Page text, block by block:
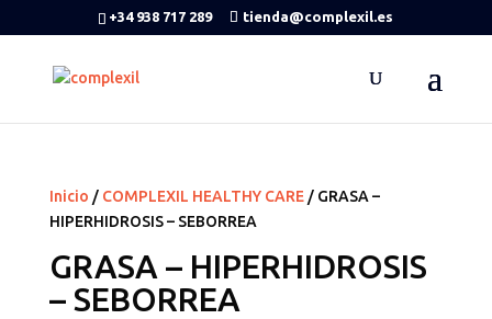
+34 938 717 289 tienda@complexil.es
Inicio / COMPLEXIL HEALTHY CARE/ GRASA –
HIPERHIDROSIS – SEBORREA
GRASA – HIPERHIDROSIS
– SEBORREA